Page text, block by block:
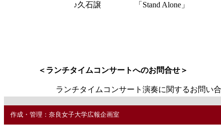
♪久石譲 「Stand Alone」
＜ランチタイムコンサートへのお問合せ＞
ランチタイムコンサート演奏に関するお問い合
作成・管理：奈良女子大学広報企画室